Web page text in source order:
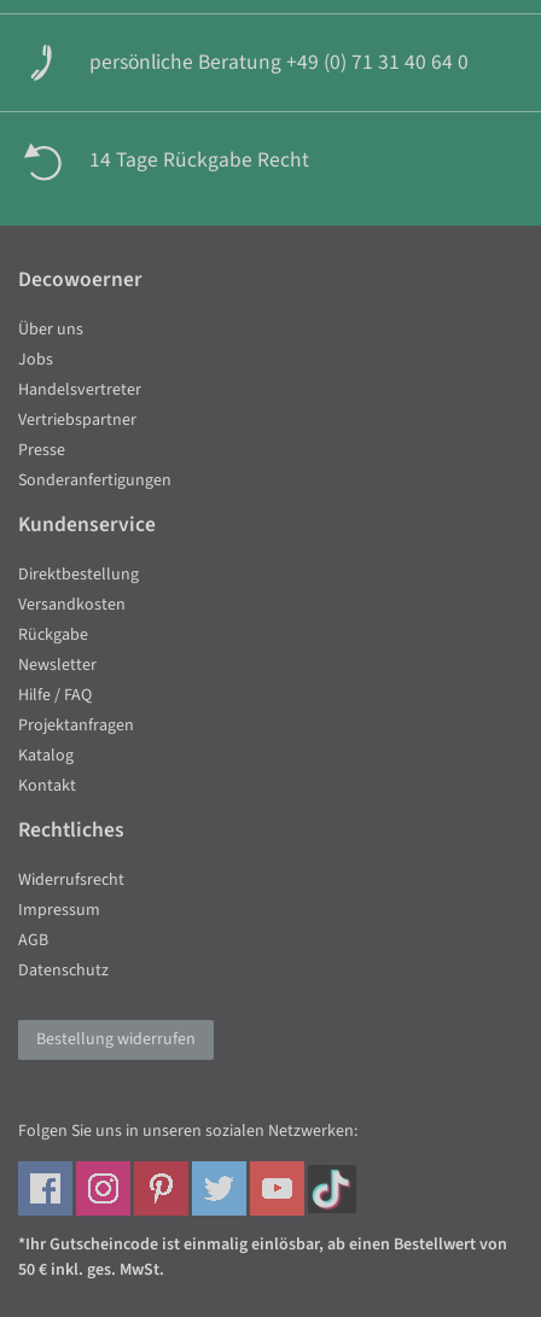
persönliche Beratung +49 (0) 71 31 40 64 0
14 Tage Rückgabe Recht
Decowoerner
Über uns
Jobs
Handelsvertreter
Vertriebspartner
Presse
Sonderanfertigungen
Kundenservice
Direktbestellung
Versandkosten
Rückgabe
Newsletter
Hilfe / FAQ
Projektanfragen
Katalog
Kontakt
Rechtliches
Widerrufsrecht
Impressum
AGB
Datenschutz
Bestellung widerrufen
Folgen Sie uns in unseren sozialen Netzwerken:
*Ihr Gutscheincode ist einmalig einlösbar, ab einen Bestellwert von
50 € inkl. ges. MwSt.